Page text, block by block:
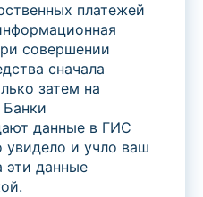
платежей
совершении
сначала
затем на
данные в ГИС
и учло ваш
эти данные